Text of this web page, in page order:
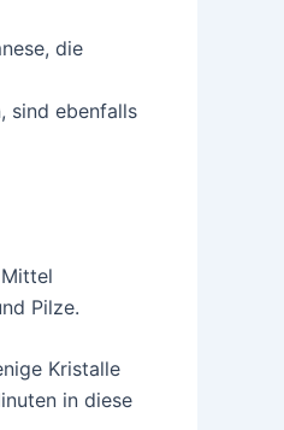
die
sind ebenfalls
Pilze.
Kristalle
in diese